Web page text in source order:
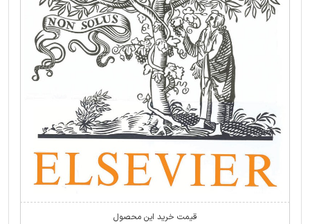
قیمت خرید این محصول